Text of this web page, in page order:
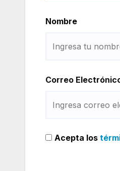
Nombre
Correo
Acepta los